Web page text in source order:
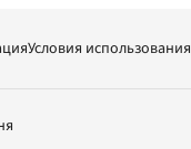
Условия использования